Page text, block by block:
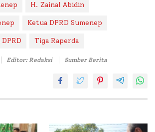
H. Zainal Abidin
Ketua DPRD Sumenep
Tiga Raperda
Editor: Redaksi Sumber Berita